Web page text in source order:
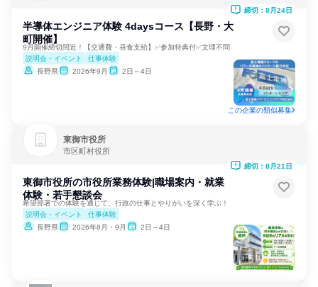
半導体エンジニア体験 4daysコース【長野・大
町開催】
9月開催締切間近！【交通費・昼食支給】✅参加特典付✅文理不問
説明会・イベント
仕事体験
長野県
2026年9月 2日～4日
締切：8月24日
この企業の類似募集
東御市役所
市区町村役所
東御市役所の市役所業務体験|職場案内・就業
体験・若手懇談会
希望部署での体験を通じて、行政の仕事とやりがいを深く学ぶ！
説明会・イベント
仕事体験
長野県
2026年8月・9月 2日～4日
締切：8月21日